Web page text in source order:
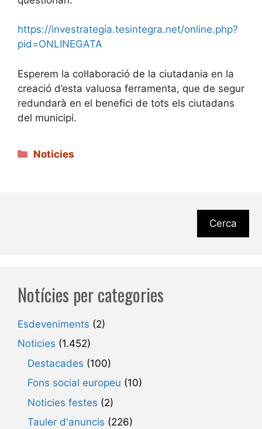
https://investrategia.tesintegra.net/online.php?
pid=ONLINEGATA
Esperem la col·laboració de la ciutadania en la
creació d’esta valuosa ferramenta, que de segur
redundarà en el benefici de tots els ciutadans
del municipi.
Categories
Noticies
Cerca
Notícies per categories
Esdeveniments (2)
Noticies (1.452)
Destacades (100)
Fons social europeu (10)
Noticies festes (2)
Tauler d'anuncis (226)